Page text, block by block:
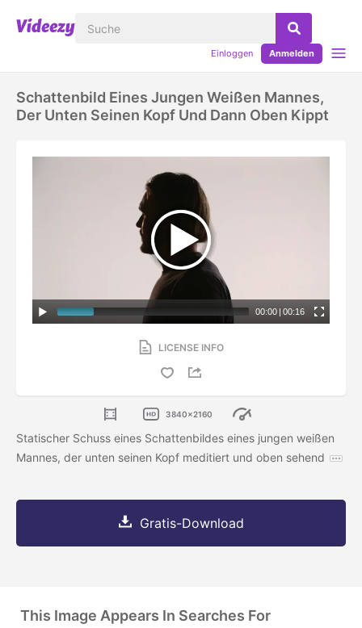
Einloggen Anmelden
Schattenbild Eines Jungen Weißen Mannes,
Der Unten Seinen Kopf Und Dann Oben Kippt
00:00 | 00:16
LICENSE INFO
3840x2160
Statischer Schuss eines Schattenbildes eines jungen weißen
Mannes, der unten seinen Kopf meditiert und oben sehend
Gratis-Download
This Image Appears In Searches For